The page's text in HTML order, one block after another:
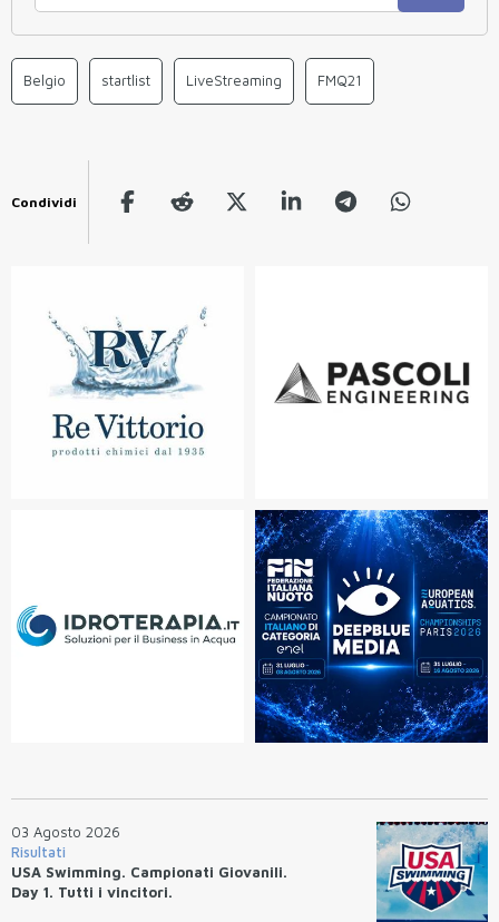
Belgio startlist LiveStreaming FMQ21
Condividi
03 Agosto 2026
Risultati
USA Swimming. Campionati Giovanili.
Day 1. Tutti i vincitori.